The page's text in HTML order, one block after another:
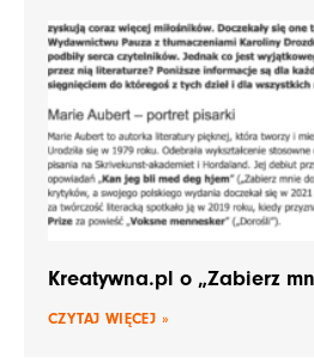
Kreatywna.pl o „Zabierz
CZYTAJ WIĘCEJ »